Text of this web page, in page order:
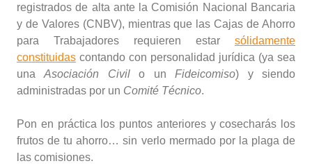
registrados de alta ante la Comisión Nacional Bancaria
y de Valores (CNBV), mientras que las Cajas de Ahorro
para Trabajadores requieren estar sólidamente
constituidas contando con personalidad jurídica (ya sea
unaAsociación Civilo unFideicomiso) y siendo
administradas por un Comité Técnico.
Pon en práctica los puntos anteriores y cosecharás los
frutos de tu ahorro… sin verlo mermado por la plaga de
las comisiones.